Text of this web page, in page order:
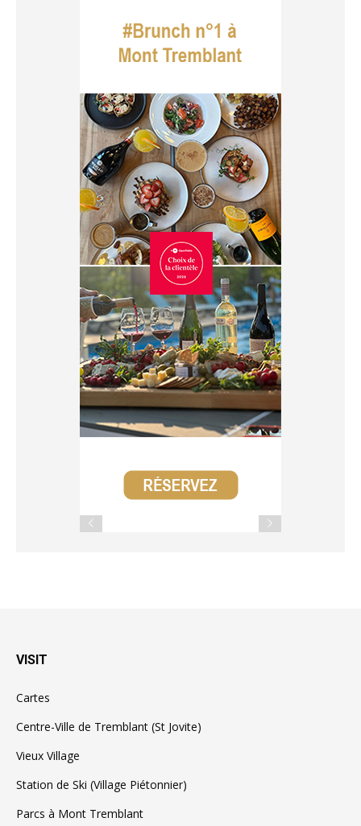
VISIT
Cartes
Centre-Ville de Tremblant (St Jovite)
Vieux Village
Station de Ski (Village Piétonnier)
Parcs à Mont Tremblant